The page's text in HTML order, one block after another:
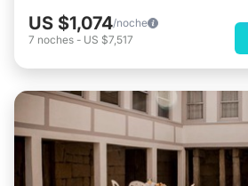
US $1,074/noche
7 noches - US $7,517